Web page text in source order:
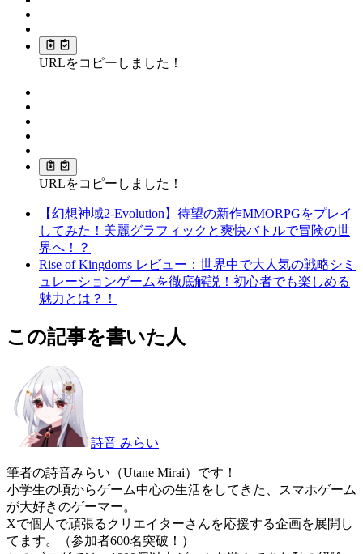
URLをコピーしました！
URLをコピーしました！
【幻想神域2-Evolution】待望の新作MMORPGをプレイ
してみた！美麗グラフィックと爽快バトルで冒険の世
界へ！？
Rise of Kingdoms レビュー：世界中で大人気の戦略シミ
ュレーションゲームを徹底解説！初心者でも楽しめる
魅力とは？！
この記事を書いた人
詩音 みらい
筆者の詩音みらい（Utane Mirai）です！
小学生の頃からゲーム中心の生活をしてきた、スマホゲーム
が大好きのゲーマー。
Xで個人で頑張るクリエイターさんを応援する企画を展開し
てます。（参加者600名突破！）